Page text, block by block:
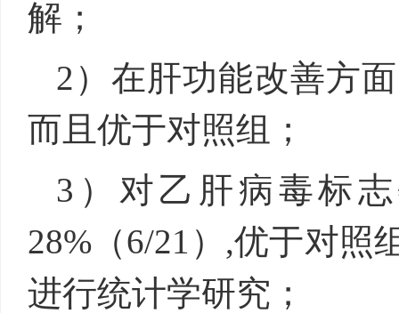
解；
2）在肝功能改善方
而且优于对照组；
3）对乙肝病毒标
28%（6/21）,优于对照
进行统计学研究；